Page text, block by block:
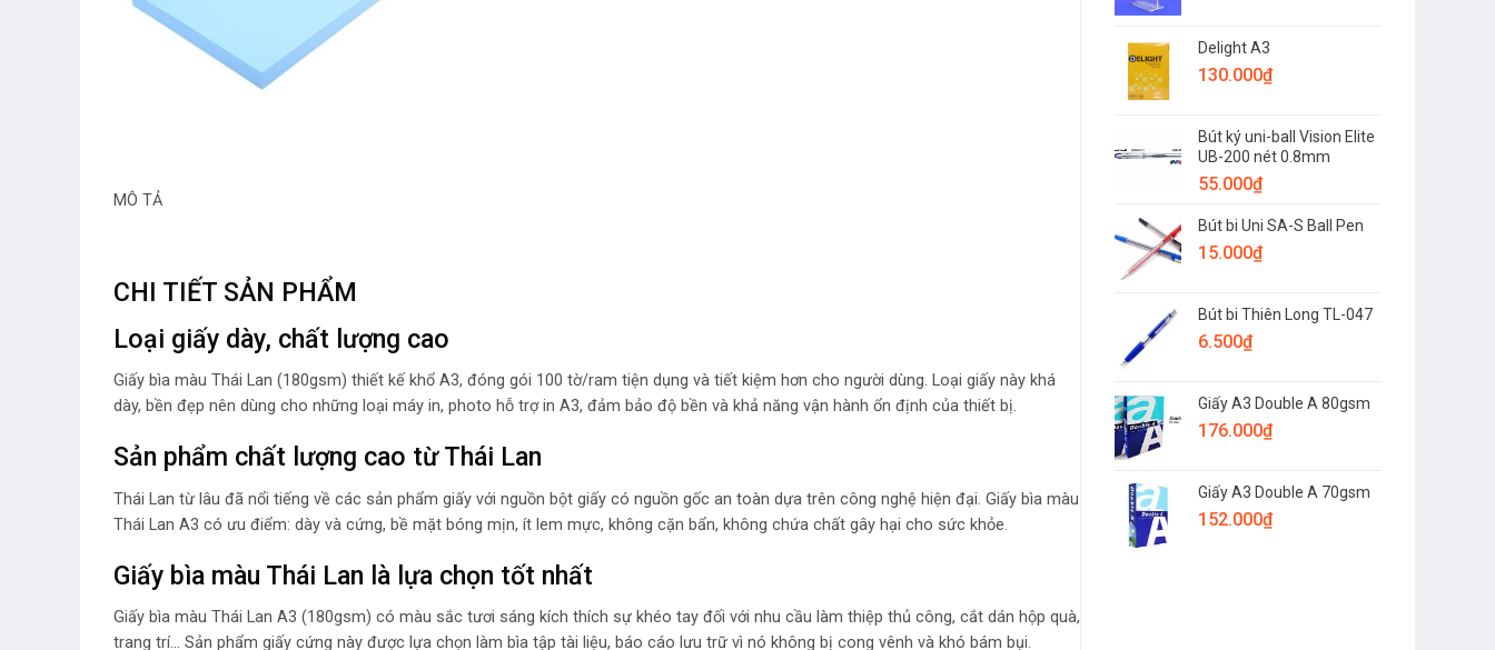
Delight A3
130.000₫
Bút ký uni-ball Vision Elite
UB-200 nét 0.8mm
55.000₫
Bút bi Uni SA-S Ball Pen
15.000₫
Bút bi Thiên Long TL-047
6.500₫
Giấy A3 Double A 80gsm
176.000₫
Giấy A3 Double A 70gsm
152.000₫
MÔ TẢ
CHI TIẾT SẢN PHẨM
Loại giấy dày, chất lượng cao
Giấy bìa màu Thái Lan (180gsm) thiết kế khổ A3, đóng gói 100 tờ/ram tiện dụng và tiết kiệm hơn cho người dùng. Loại giấy này khá
dày, bền đẹp nên dùng cho những loại máy in, photo hỗ trợ in A3, đảm bảo độ bền và khả năng vận hành ổn định của thiết bị.
Sản phẩm chất lượng cao từ Thái Lan
Thái Lan từ lâu đã nổi tiếng về các sản phẩm giấy với nguồn bột giấy có nguồn gốc an toàn dựa trên công nghệ hiện đại. Giấy bìa màu
Thái Lan A3 có ưu điểm: dày và cứng, bề mặt bóng mịn, ít lem mực, không cặn bẩn, không chứa chất gây hại cho sức khỏe.
Giấy bìa màu Thái Lan là lựa chọn tốt nhất
Giấy bìa màu Thái Lan A3 (180gsm) có màu sắc tươi sáng kích thích sự khéo tay đối với nhu cầu làm thiệp thủ công, cắt dán hộp quà,
trang trí… Sản phẩm giấy cứng này được lựa chọn làm bìa tập tài liệu, báo cáo lưu trữ vì nó không bị cong vênh và khó bám bụi.